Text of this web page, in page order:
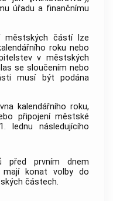
úřadu a finančnímu
městských částí lze
roku nebo
v městských
se sloučením nebo
musí být podána
kalendářního roku,
připojení městské
lednu následujícího
před prvním dnem
konat volby do
částech.